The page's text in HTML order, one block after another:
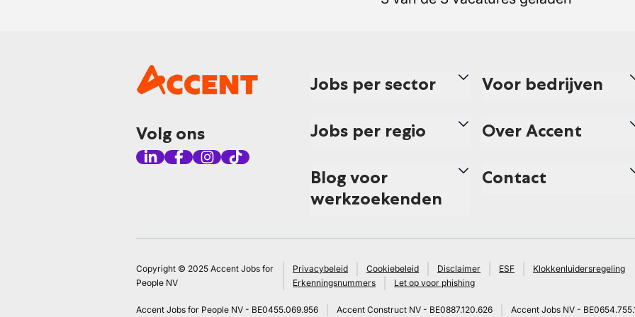
Volg ons
Jobs per sector
Jobs per regio
Blog voor
werkzoekenden
Voor bedrijven
Over Accent
Contact
Copyright © 2025 Accent Jobs for
People NV
Privacybeleid Cookiebeleid Disclaimer ESF
Klokkenluidersregeling
Erkenningsnummers
Let op voor phishing
Accent Jobs for People NV - BE0455.069.956 Accent Construct NV - BE0887.120.626 Accent Jobs NV -